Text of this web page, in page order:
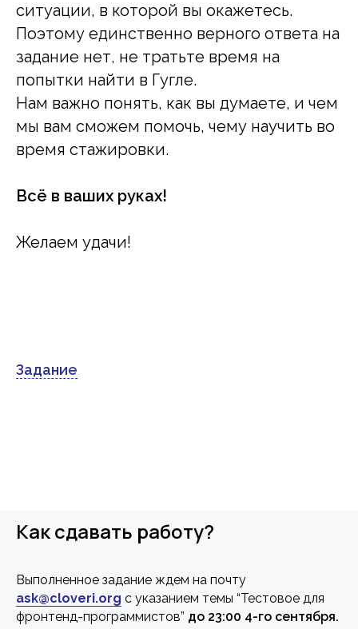
ситуации, в которой вы окажетесь.
Поэтому единственно верного ответа на
задание нет, не тратьте время на
попытки найти в Гугле.
Нам важно понять, как вы думаете, и чем
мы вам сможем помочь, чему научить во
время стажировки.
Всё в ваших руках!
Желаем удачи!
Задание
Как сдавать работу?
Выполненное задание ждем на почту
ask@cloveri.org с указанием темы “Тестовое для
фронтенд-программистов” до 23:00 4-го сентября.